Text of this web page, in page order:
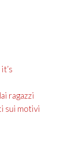
ragazzi
sui motivi